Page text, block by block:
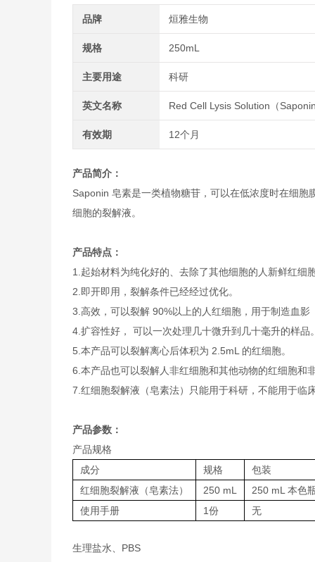
品牌 烜雅生物
规格 250mL
主要用途 科研
英文名称 Red Cell Lysis Solution（
有效期 12个月
产品简介：
Saponin 皂素是一类植物糖苷，可以在低浓度时在细
细胞的裂解液。
产品特点：
1.起始材料为纯化好的、去除了其他细胞的人新鲜红细
2.即开即用，裂解条件已经经过优化。
3.高效，可以裂解 90%以上的人红细胞，用于制造血影
4.扩容性好， 可以一次处理几十微升到几十毫升的样品
5.本产品可以裂解离心后体积为 2.5mL 的红细胞。
6.本产品也可以裂解人非红细胞和其他动物的红细胞和
7.红细胞裂解液（皂素法）只能用于科研，不能用于临
产品参数：
产品规格
成分
规格
包装
红细胞裂解液（皂素法）
250 mL
250 mL 本色
使用手册
1份 无
生理盐水、PBS